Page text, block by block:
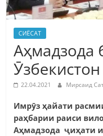
СИЁСАТ
Аҳмадзода
22.04.2021 Мирсаид
Имрӯз ҳайати
раҳбарии раиси
Аҳмадзода ҷиҳати